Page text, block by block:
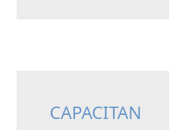
CAPACITAN